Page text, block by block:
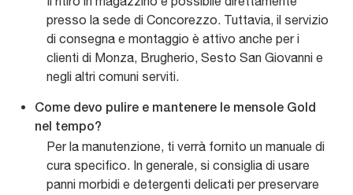
presso la sede di Concorezzo. Tuttavia, il servizio
di consegna e montaggio è attivo anche per i
clienti di Monza, Brugherio, Sesto San Giovanni e
negli altri comuni serviti.
Come devo pulire e mantenere le mensole Gold
nel tempo?
Per la manutenzione, ti verrà fornito un manuale di
cura specifico. In generale, si consiglia di usare
panni morbidi e detergenti delicati per preservare